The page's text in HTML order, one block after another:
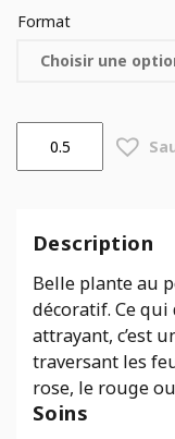
Format
Fittonia
Description
Belle plante au
décoratif. Ce
attrayant, c’est
traversant les
rose, le rouge
Soins